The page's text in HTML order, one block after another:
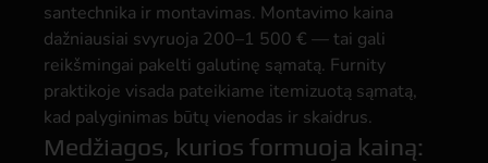
santechnika ir montavimas. Montavimo kaina
dažniausiai svyruoja 200–1 500 € — tai gali
reikšmingai pakelti galutinę sąmatą. Furnity
praktikoje visada pateikiame itemizuotą sąmatą,
kad palyginimas būtų vienodas ir skaidrus.
Medžiagos, kurios formuoja kainą: